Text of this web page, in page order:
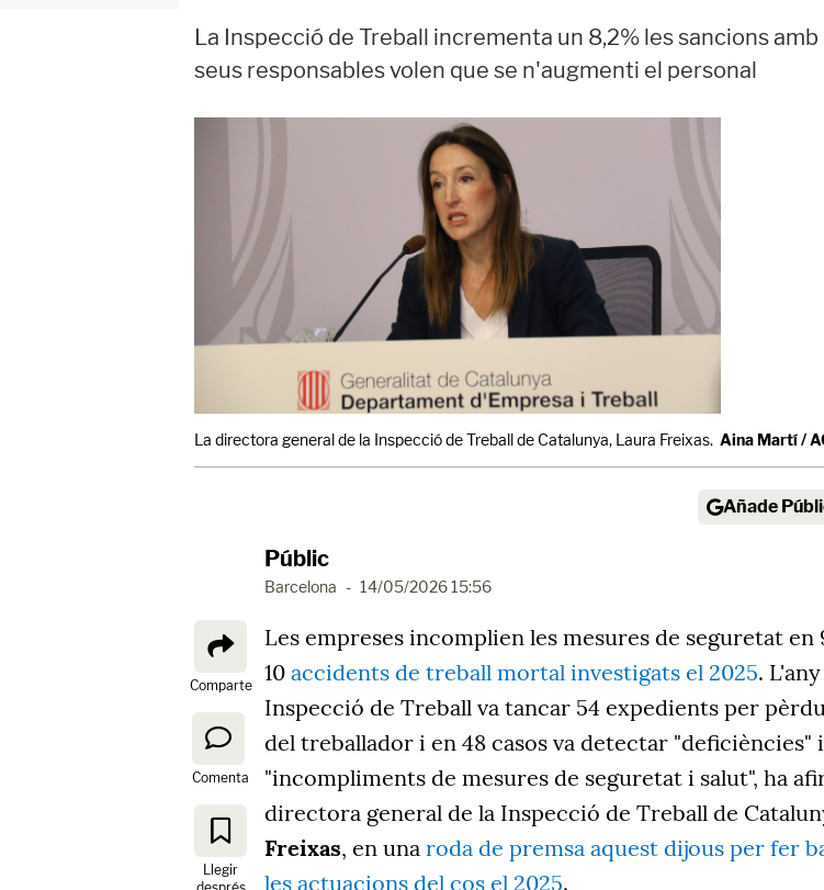
La Inspecció de Treball incrementa un 8,2% les sancions
seus responsables volen que se n'augmenti el personal
La directora general de la Inspecció de Treball de Catalunya, Laura Freixas. Aina Martí /
Añade
Públic
Barcelona - 14/05/2026 15:56
Comparte
Comenta
Llegir
Les empreses incomplien les mesures de seguretat en
10 accidents de treball mortal investigats el 2025.
Inspecció de Treball va tancar 54 expedients per
del treballador i en 48 casos va detectar "deficiències" i
"incompliments de mesures de seguretat i salut", ha
directora general de la Inspecció de Treball de
Freixas, en una roda de premsa aquest dijous per fer
les actuacions del cos el 2025.